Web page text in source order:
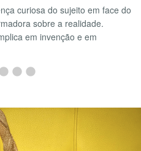
curiosa do sujeito em face do
sobre a realidade.
em invenção e em